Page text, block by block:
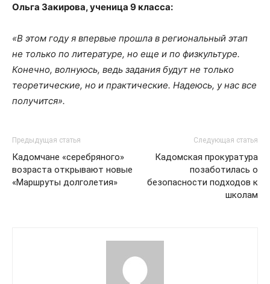
Ольга Закирова, ученица 9 класса:
«В этом году я впервые прошла в региональный этап
не только по литературе, но еще и по физкультуре.
Конечно, волнуюсь, ведь задания будут не только
теоретические, но и практические. Надеюсь, у нас все
получится».
Предыдущая статья
Кадомчане «серебряного»
возраста открывают новые
«Маршруты долголетия»
Следующая статья
Кадомская прокуратура
позаботилась о
безопасности подходов к
школам